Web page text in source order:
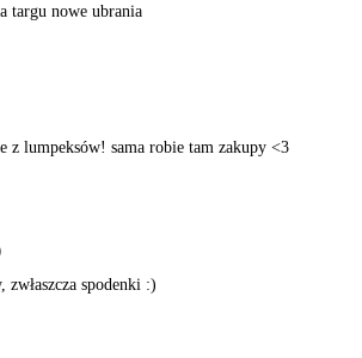
targu nowe ubrania
z lumpeksów! sama robie tam zakupy <3
zwłaszcza spodenki :)